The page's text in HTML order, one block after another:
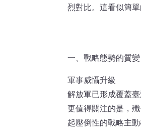
烈對比。這看似簡
一、戰略態勢的質變
軍事威懾升級
解放軍已形成覆蓋
更值得關注的是，
起壓倒性的戰略主動